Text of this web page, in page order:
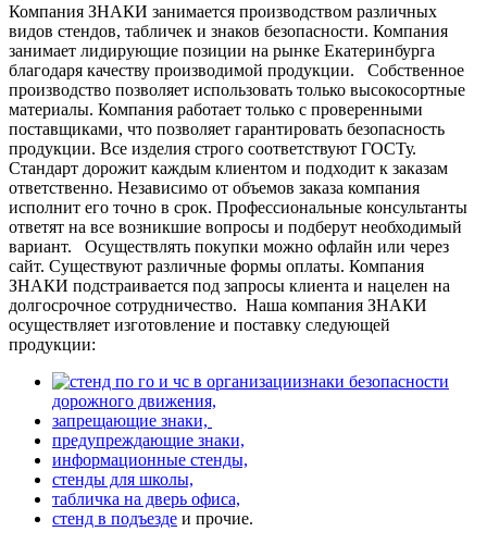
Компания ЗНАКИ занимается производством различных
видов стендов, табличек и знаков безопасности. Компания
занимает лидирующие позиции на рынке Екатеринбурга
благодаря качеству производимой продукции.
Собственное
производство позволяет использовать только высокосортные
материалы. Компания работает только с проверенными
поставщиками, что позволяет гарантировать безопасность
продукции. Все изделия строго соответствуют ГОСТу.
Стандарт дорожит каждым клиентом и подходит к заказам
ответственно. Независимо от объемов заказа компания
исполнит его точно в срок. Профессиональные консультанты
ответят на все возникшие вопросы и подберут необходимый
вариант.
Осуществлять покупки можно офлайн или через
сайт. Существуют различные формы оплаты. Компания
ЗНАКИ подстраивается под запросы клиента и нацелен на
долгосрочное сотрудничество. Наша компания ЗНАКИ
осуществляет изготовление и поставку следующей
продукции:
знаки безопасности
дорожного движения,
запрещающие знаки,
предупреждающие знаки,
информационные стенды,
стенды для школы,
табличка на дверь офиса,
стенд в подъезде и прочие.